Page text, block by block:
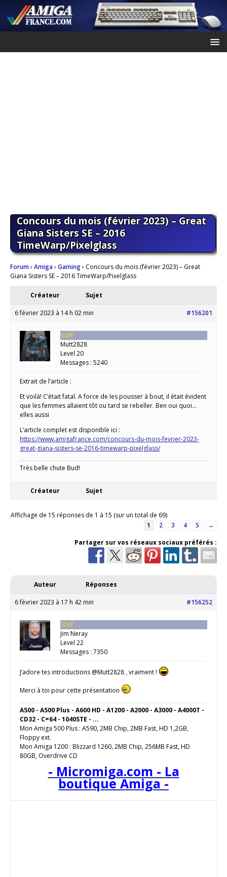
Concours du mois (février 2023) – Great
Giana Sisters SE – 2016
TimeWarp/Pixelglass
Forum› Amiga› Gaming› Concours du mois (février 2023) – Great
Giana Sisters SE – 2016 TimeWarp/Pixelglass
Créateur Sujet
6 février 2023 à 14 h 02 min #156201
Staff
Mutt2828
Level 20
Messages : 5240
Extrait de l’article :
Et voilà! C’était fatal. A force de les pousser à bout, il était évident
que les femmes allaient tôt ou tard se rebeller. Ben oui quoi…
elles aussi
L’article complet est disponible ici :
https://www.amigafrance.com/concours-du-mois-fevrier-2023-
great-giana-sisters-se-2016-timewarp-pixelglass/
Très belle chute Bud!
Créateur Sujet
Affichage de 15 réponses de 1 à 15 (sur un total de 69)
1
2 3 4 5
→
Partager sur vos réseaux sociaux préférés :
Auteur Réponses
6 février 2023 à 17 h 42 min #156252
Staff
Jim Neray
Level 22
Messages : 7350
J’adore tes introductions @Mutt2828 , vraiment !
Merci à toi pour cette présentation
A500 - A500 Plus - A600 HD - A1200 - A2000 - A3000 - A4000T -
CD32 - C=64 - 1040STE - ...
Mon Amiga 500 Plus : A590, 2MB Chip, 2MB Fast, HD 1,2GB,
Floppy ext.
Mon Amiga 1200 : Blizzard 1260, 2MB Chip, 256MB Fast, HD
80GB, Overdrive CD
- Micromiga.com - La
boutique Amiga -